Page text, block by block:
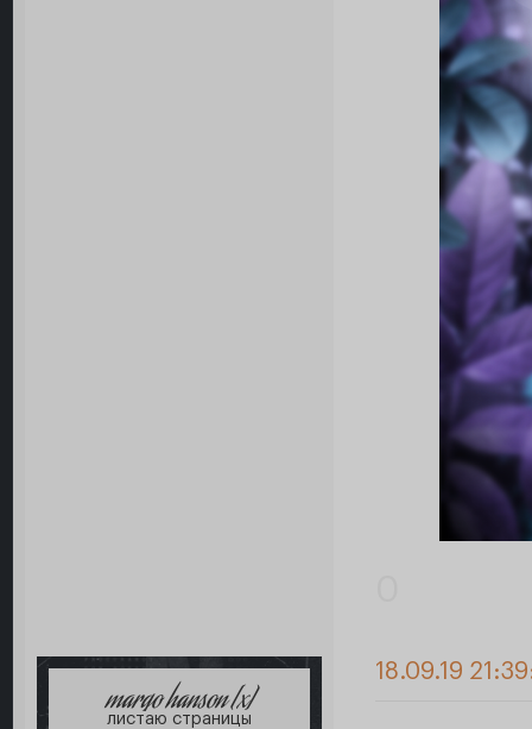
margo hanson [x]
листаю страницы
18.09.19